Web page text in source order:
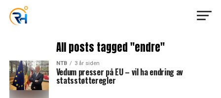
All posts tagged "endre"
NTB 3 år siden
Vedum presser på EU – vil ha endring av
statsstøtteregler